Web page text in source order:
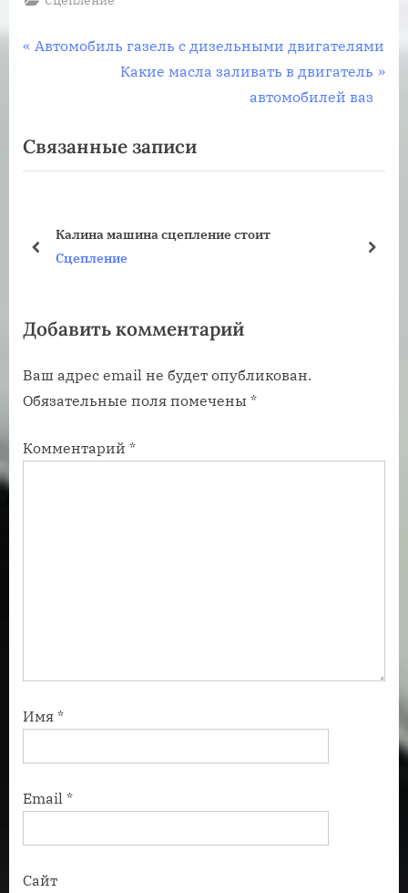
Навигация
П
ы
д
а
а
и
с
:
Автомобиль газель с дизельными двигателями
С
д
у
а
и
с
:
Какие масла заливать в двигатель
автомобилей ваз
Связанные записи
Калина машина сцепление стоит
Сцепление
пред
Добавить комментарий
Ваш адрес email не будет опубликован.
Обязательные поля помечены *
Комментарий *
Имя *
Email *
Сайт